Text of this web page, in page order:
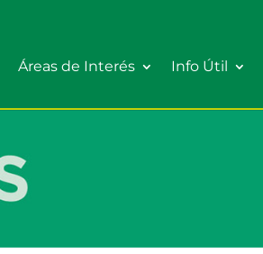
Áreas de Interés Info Útil